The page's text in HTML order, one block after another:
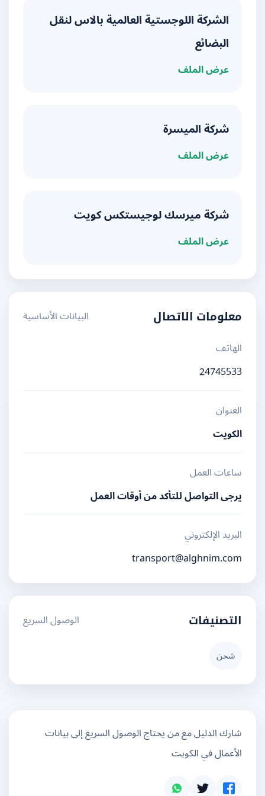
الشركة اللوجستية العالمية بالاس لنقل
البضائع
عرض الملف
شركة الميسرة
عرض الملف
شركة ميرسك لوجيستكس كويت
عرض الملف
معلومات الاتصال
البيانات الأساسية
الهاتف
24745533
العنوان
الكويت
ساعات العمل
يرجى التواصل للتأكد من أوقات العمل
البريد الإلكتروني
transport@alghnim.com
التصنيفات الوصول السريع
شارك الدليل مع من يحتاج الوصول السريع إلى بيانات
الأعمال في الكويت